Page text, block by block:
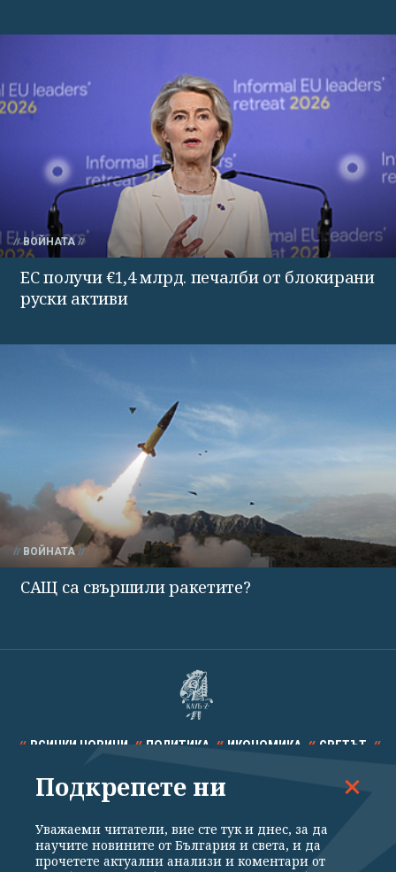
ВОЙНАТА
ЕС получи €1,4 млрд. печалби от блокирани
руски активи
ВОЙНАТА
САЩ са свършили ракетите?
ВСИЧКИ НОВИНИ ПОЛИТИКА ИКОНОМИКА СВЕТЪТ
СПОРТ КУЛТУРА ТЕХНОЛОГИИ КАЛЕЙДОСКОП
Подкрепете ни
Уважаеми читатели, вие сте тук и днес, за да
научите новините от България и света, и да
прочетете актуални анализи и коментари от